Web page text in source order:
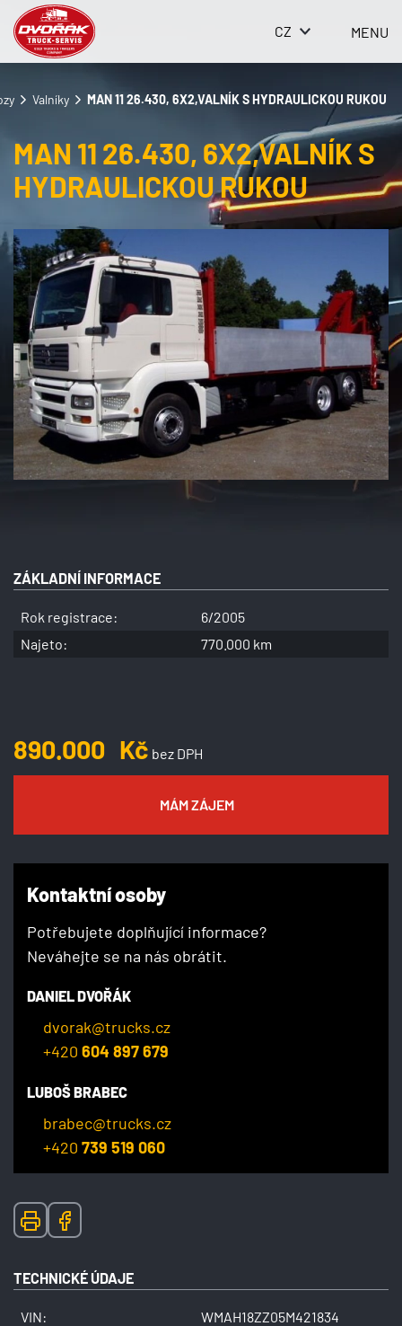
MENU
CZ
Valníky MAN 11 26.430, 6X2,VALNÍK S HYDRAULICKOU RUKOU
MAN 11 26.430, 6X2,VALNÍK S
HYDRAULICKOU RUKOU
890.000 Kč bez DPH
MÁM ZÁJEM
Kontaktní osoby
Potřebujete doplňující informace?
Neváhejte se na nás obrátit.
DANIEL DVOŘÁK
dvorak@trucks.cz
+420604 897 679
LUBOŠ BRABEC
brabec@trucks.cz
+420739 519 060
ZÁKLADNÍ INFORMACE
Rok registrace:
6/2005
Najeto:
770.000 km
TECHNICKÉ ÚDAJE
VIN:
WMAH18ZZ05M421834